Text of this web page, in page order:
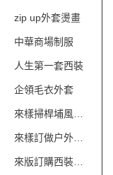
zip up外套燙畫
中華商場制服
人生第一套西裝
企領毛衣外套